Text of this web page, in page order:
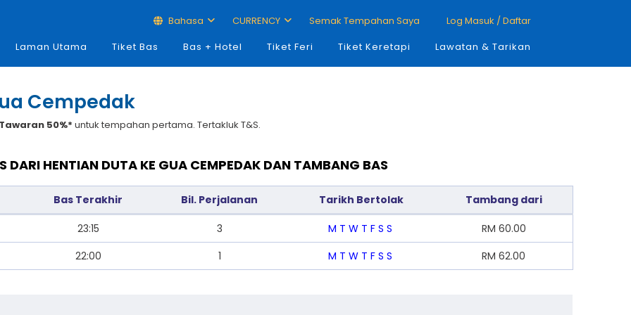
Bahasa CURRENCY Semak Tempahan Saya
Log Masuk / Daftar
Laman Utama
Tiket Bas Bas + Hotel Tiket Feri Tiket Keretapi Lawatan & Tarikan
Cempedak
50%* untuk tempahan pertama. Tertakluk T&S.
DARI HENTIAN DUTA KE GUA CEMPEDAK DAN TAMBANG BAS
Bas Terakhir Bil. Perjalanan Tarikh Bertolak Tambang dari
23:15 3 M T W T F S S RM 60.00
22:00
1 M T W T F S S RM 62.00